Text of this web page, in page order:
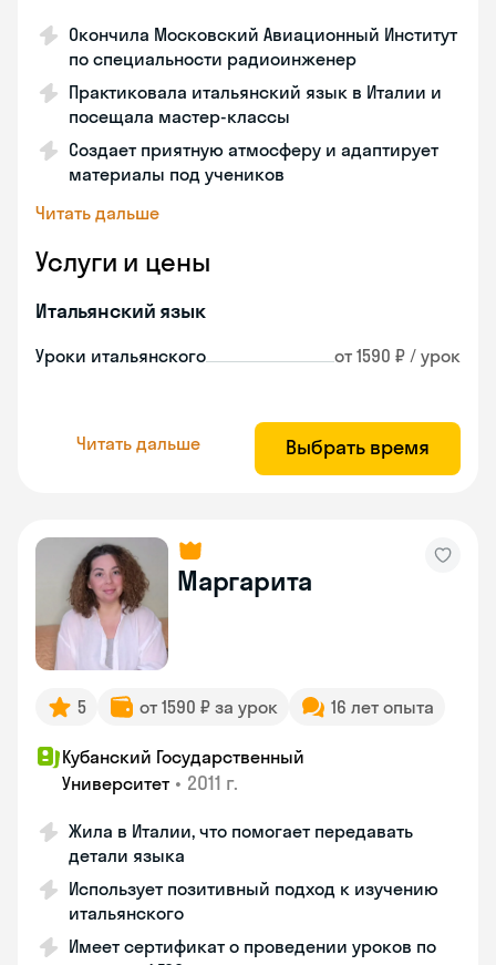
Окончила Московский Авиационный Институт
по специальности радиоинженер
Практиковала итальянский язык в Италии и
посещала мастер-классы
Создает приятную атмосферу и адаптирует
материалы под учеников
Читать дальше
Услуги и цены
Итальянский язык
Уроки итальянского от 1590 ₽ / урок
Читать дальше Выбрать время
Маргарита
5 от 1590 ₽ за урок 16 лет опыта
Кубанский Государственный
Университет • 2011 г.
Жила в Италии, что помогает передавать
детали языка
Использует позитивный подход к изучению
итальянского
Имеет сертификат о проведении уроков по